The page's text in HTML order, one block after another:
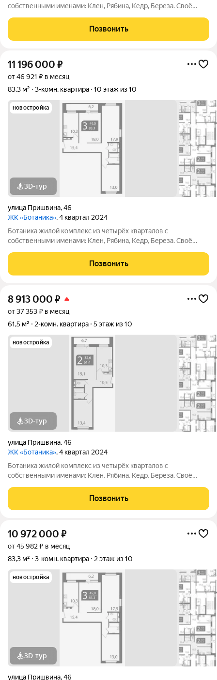
собственными именами: Клен, Рябина, Кедр, Береза. Своё
розе ветров, природному ландшафту вокруг территории
проекта и качественному озеленению
Позвонить
11 196 000 ₽
от 46 921 ₽ в месяц
83,3 м²
3-комн. квартира 10 этаж из 10
новостройка
3D-тур
улица Пришвина,46
ЖК «Ботаника», 4 квартал 2024
Ботаника жилой комплекс из четырёх кварталов с
собственными именами: Клен, Рябина, Кедр, Береза. Своё
розе ветров, природному ландшафту вокруг территории
проекта и качественному озеленению
Позвонить
8 913 000 ₽
от 37 353 ₽ в месяц
61,5 м²
2-комн. квартира 5 этаж из 10
новостройка
3D-тур
улица Пришвина,46
ЖК «Ботаника», 4 квартал 2024
Ботаника жилой комплекс из четырёх кварталов с
собственными именами: Клен, Рябина, Кедр, Береза. Своё
розе ветров, природному ландшафту вокруг территории
проекта и качественному озеленению
Позвонить
10 972 000 ₽
от 45 982 ₽ в месяц
83,3 м²
3-комн. квартира 2 этаж из 10
новостройка
3D-тур
улица Пришвина,46